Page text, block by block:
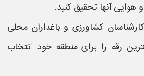
هوایی آنها تحقیق کنید.
کشاورزی و باغداران محلی
رقم را برای منطقه خود انتخاب